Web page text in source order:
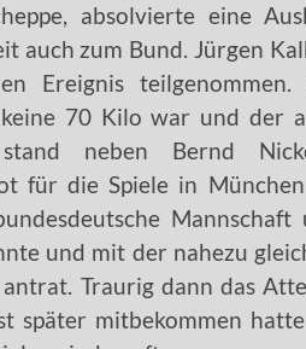
absolvierte eine
auch zum Bund. Jürgen
Ereignis
70 Kilo war und der
stand neben Bernd
für die Spiele in
und mit der nahezu
Traurig dann das
später mitbekommen